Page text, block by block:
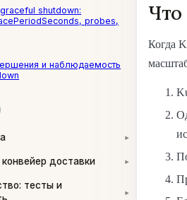
shutdown:
probes,
и наблюдаемость
▾
конвейер доставки ▾
тесты и
▾
Что
Когда